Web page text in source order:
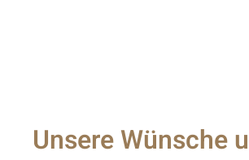
Unsere Wünsche